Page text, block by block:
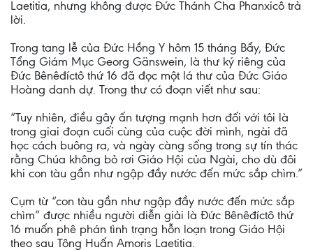
Laetitia, nhưng không được Đức Thánh Cha Phanxicô trả
lời.
Trong tang lễ của Đức Hồng Y hôm 15 tháng Bẩy, Đức
Tổng Giám Mục Georg Gänswein, là thư ký riêng của
Đức Bênêđíctô thứ 16 đã đọc một lá thư của Đức Giáo
Hoàng danh dự. Trong thư có đoạn viết như sau:
“Tuy nhiên, điều gây ấn tượng mạnh hơn đối với tôi là
trong giai đoạn cuối cùng của cuộc đời mình, ngài đã
học cách buông ra, và ngày càng sống trong sự tín thác
rằng Chúa không bỏ rơi Giáo Hội của Ngài, cho dù đôi
khi con tàu gần như ngập đầy nước đến mức sắp chìm.”
Cụm từ “con tàu gần như ngập đầy nước đến mức sắp
chìm” được nhiều người diễn giải là Đức Bênêđíctô thứ
16 muốn phê phán tình trạng hỗn loạn trong Giáo Hội
theo sau Tông Huấn Amoris Laetitia.